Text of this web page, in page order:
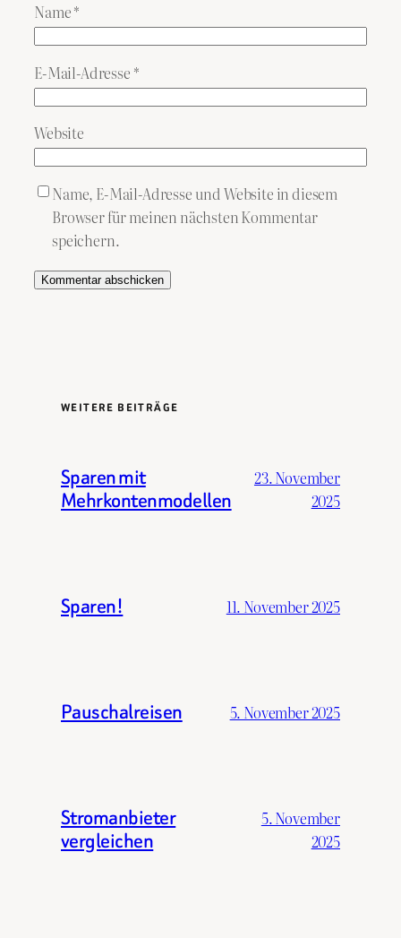
Name*
E-Mail-Adresse *
Website
Name, E-Mail-Adresse und Website in diesem
Browser für meinen nächsten Kommentar
speichern.
WEITERE BEITRÄGE
Sparen mit
Mehrkontenmodellen
23. November
2025
Sparen! 11. November 2025
Pauschalreisen 5. November 2025
Stromanbieter
vergleichen
5. November
2025